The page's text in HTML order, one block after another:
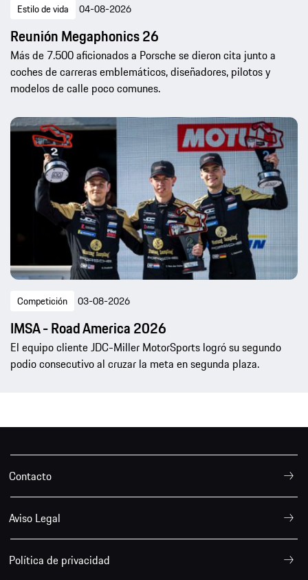
Estilo de vida 04-08-2026
Reunión Megaphonics 26
Más de 7.500 aficionados a Porsche se dieron cita junto a
coches de carreras emblemáticos, diseñadores, pilotos y
modelos de calle poco comunes.
Competición 03-08-2026
IMSA - Road America 2026
El equipo cliente JDC-Miller MotorSports logró su segundo
podio consecutivo al cruzar la meta en segunda plaza.
Contacto
Aviso Legal
Política de privacidad